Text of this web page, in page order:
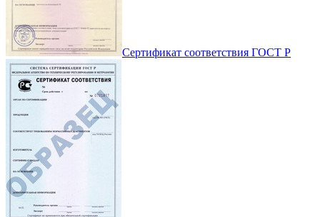
Сертификат соответствия ГОСТ Р